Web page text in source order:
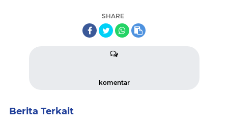
SHARE
komentar
Berita Terkait